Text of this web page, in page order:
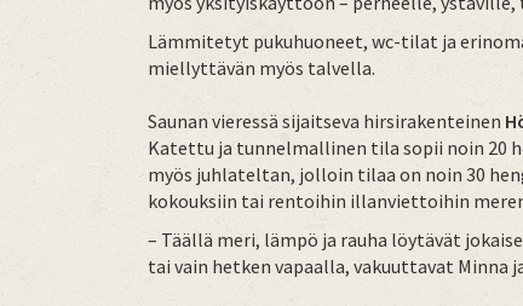
Lämmitetyt pukuhuoneet, wc-tilat ja
miellyttävän myös talvella.
Saunan vieressä sijaitseva hirsirakenteinen
Katettu ja tunnelmallinen tila sopii noin 20
myös juhlateltan, jolloin tilaa on noin 30
kokouksiin tai rentoihin illanviettoihin
– Täällä meri, lämpö ja rauha löytävät
tai vain hetken vapaalla, vakuuttavat Minna